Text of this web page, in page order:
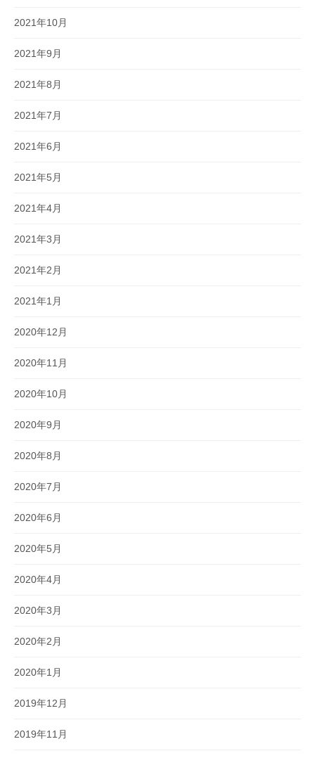
2021年10月
2021年9月
2021年8月
2021年7月
2021年6月
2021年5月
2021年4月
2021年3月
2021年2月
2021年1月
2020年12月
2020年11月
2020年10月
2020年9月
2020年8月
2020年7月
2020年6月
2020年5月
2020年4月
2020年3月
2020年2月
2020年1月
2019年12月
2019年11月